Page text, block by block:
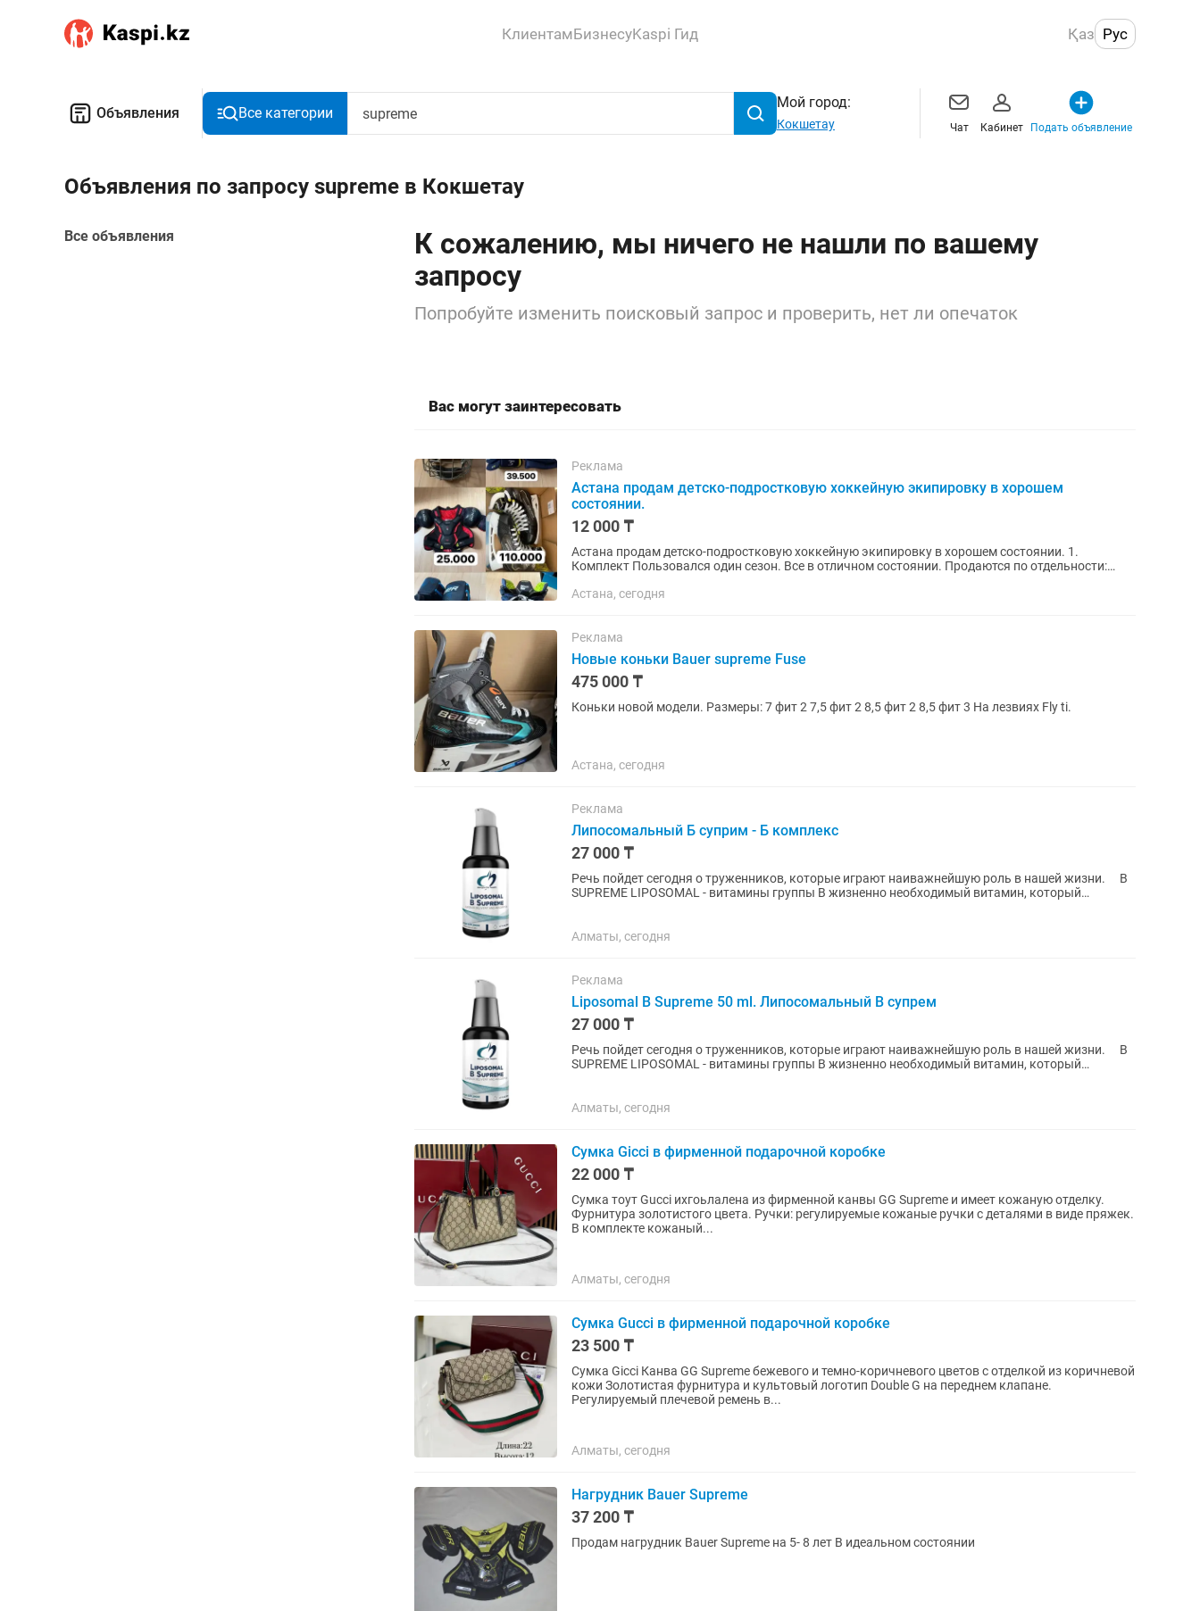
КлиентамБизнесуKaspi Гид Қаз Рус
Объявления Все категории
Мой город:
Кокшетау Чат Кабинет Подать объявление
Объявления по запросу supreme в Кокшетау
Все объявления
К сожалению, мы ничего не нашли по вашему
запросу
Попробуйте изменить поисковый запрос и проверить, нет ли опечаток
Вас могут заинтересовать
Реклама
Астана продам детско-подростковую хоккейную экипировку в хорошем
состоянии.
12 000 ₸
Астана продам детско-подростковую хоккейную экипировку в хорошем состоянии. 1.
Комплект Пользовался один сезон. Все в отличном состоянии. Продаются по отдельности:
Астана, сегодня
Реклама
Новые коньки Bauer supreme Fuse
475 000 ₸
Коньки новой модели. Размеры: 7 фит 2 7,5 фит 2 8,5 фит 2 8,5 фит 3 На лезвиях Fly ti.
Астана, сегодня
Реклама
Липосомальный Б суприм - Б комплекс
27 000 ₸
Речь пойдет сегодня о труженников, которые играют наиважнейшую роль в нашей жизни. ⠀ В
SUPREME LIPOSOMAL - витамины группы В жизненно необходимый витамин, который
Алматы, сегодня
Реклама
Liposomal B Supreme 50 ml. Липосомальный B супрем
27 000 ₸
Речь пойдет сегодня о труженников, которые играют наиважнейшую роль в нашей жизни. ⠀ В
SUPREME LIPOSOMAL - витамины группы В жизненно необходимый витамин, который
Алматы, сегодня
Сумка Gicci в фирменной подарочной коробке
22 000 ₸
Сумка тоут Gucci ихгоьлалена из фирменной канвы GG Supreme и имеет кожаную отделку.
Фурнитура золотистого цвета. Ручки: регулируемые кожаные ручки с деталями в виде пряжек.
В комплекте кожаный...
Алматы, сегодня
Сумка Gucci в фирменной подарочной коробке
23 500 ₸
Сумка Gicci Канва GG Supreme бежевого и темно-коричневого цветов с отделкой из коричневой
кожи Золотистая фурнитура и культовый логотип Double G на переднем клапане.
Регулируемый плечевой ремень в...
Алматы, сегодня
Нагрудник Bauer Supreme
37 200 ₸
Продам нагрудник Bauer Supreme на 5- 8 лет В идеальном состоянии